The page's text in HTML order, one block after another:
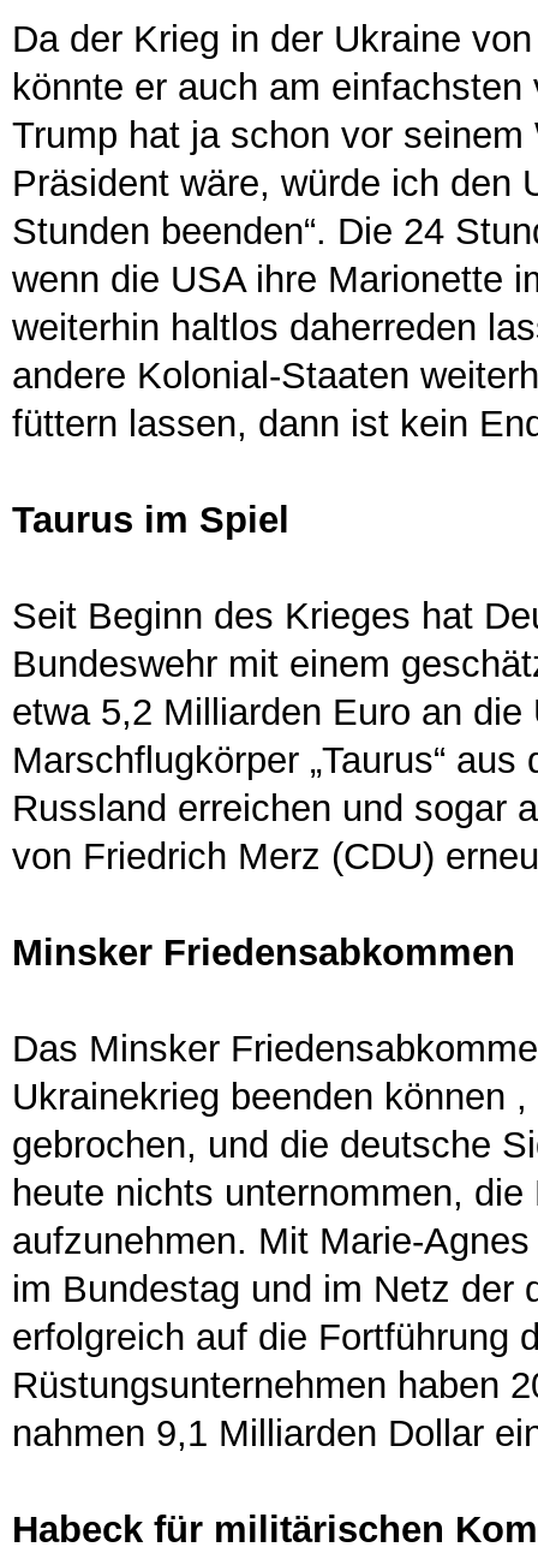
Da der Krieg in der Ukraine
könnte er auch am
Trump hat ja schon vor
Präsident wäre, würde ich den
Stunden beenden“. Die 24
wenn die USA ihre Marionette
weiterhin haltlos daherreden
andere Kolonial-Staaten
füttern lassen, dann ist kein
Taurus im Spiel
Seit Beginn des Krieges hat
Bundeswehr mit einem
etwa 5,2 Milliarden Euro an
Marschflugkörper „Taurus“
Russland erreichen und sogar
von Friedrich Merz (CDU)
Minsker Friedensabkommen
Das Minsker
Ukrainekrieg beenden können
gebrochen, und die deutsche
heute nichts unternommen,
aufzunehmen. Mit Marie-
im Bundestag und im Netz der
erfolgreich auf die Fortführung
Rüstungsunternehmen haben
nahmen 9,1 Milliarden Dollar
Habeck für militärischen